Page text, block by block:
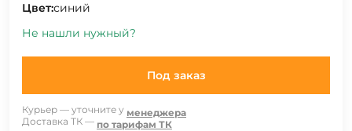
Цвет:синий
Не нашли нужный?
Под заказ
Курьер — уточните у менеджера
Доставка ТК — по тарифам ТК